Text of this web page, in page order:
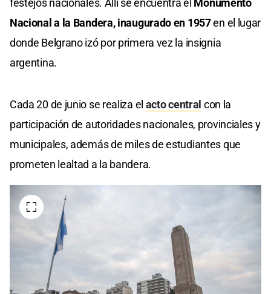
Nacional a la Bandera, inaugurado en 1957en el lugar
donde Belgrano izó por primera vez la insignia
argentina.
Cada 20 de junio se realiza el acto central con la
participación de autoridades nacionales, provinciales y
municipales, además de miles de estudiantes que
prometen lealtad a la bandera.